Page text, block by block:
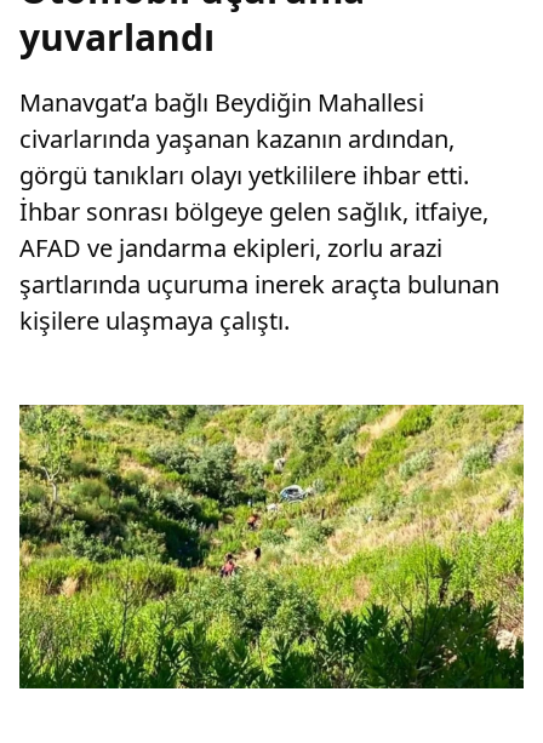
yuvarlandı
Manavgat’a bağlı Beydiğin Mahallesi
civarlarında yaşanan kazanın ardından,
görgü tanıkları olayı yetkililere ihbar etti.
İhbar sonrası bölgeye gelen sağlık, itfaiye,
AFAD ve jandarma ekipleri, zorlu arazi
şartlarında uçuruma inerek araçta bulunan
kişilere ulaşmaya çalıştı.